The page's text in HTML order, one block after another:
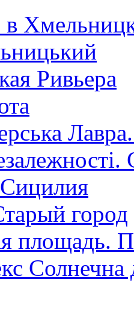
в
Ривьера
город
площадь.
Солнечна